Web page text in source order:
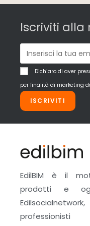
Iscriviti alla
Dichiaro di aver
per finalità di marketing
ISCRIVITI
EdilBIM è il
prodotti e